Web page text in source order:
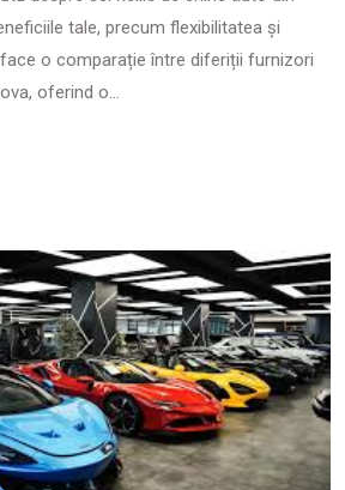
tale, precum flexibilitatea și
o comparație între diferiții furnizori
oferind o...